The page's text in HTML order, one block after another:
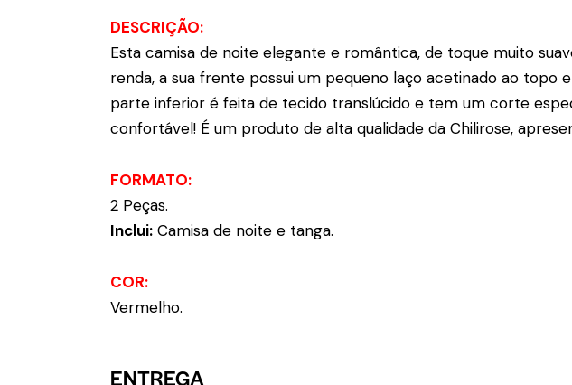
DESCRIÇÃO:
Esta camisa de noite elegante e romântica, de toque muito
renda, a sua frente possui um pequeno laço acetinado ao
parte inferior é feita de tecido translúcido e tem um corte
confortável! É um produto de alta qualidade da Chilirose,
FORMATO:
2 Peças.
Inclui: Camisa de noite e tanga.
COR:
Vermelho.
ENTREGA